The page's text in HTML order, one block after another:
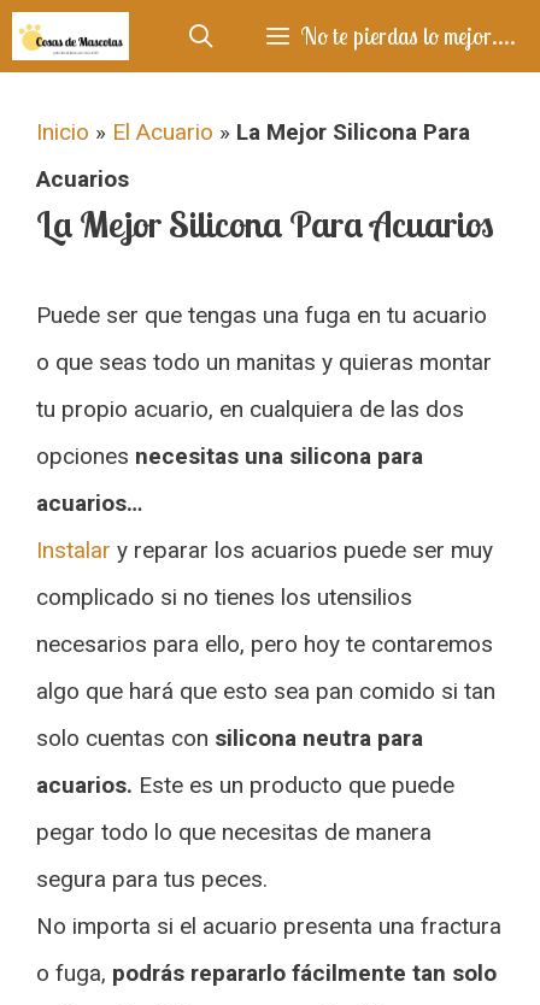
Saltar
al
No te pierdas lo mejor....
Inicio » El Acuario » La Mejor Silicona Para
Acuarios
La Mejor Silicona Para Acuarios
Puede ser que tengas una fuga en tu acuario
o que seas todo un manitas y quieras montar
tu propio acuario, en cualquiera de las dos
opciones necesitas una silicona para
acuarios…
Instalar y reparar los acuarios puede ser muy
complicado si no tienes los utensilios
necesarios para ello, pero hoy te contaremos
algo que hará que esto sea pan comido si tan
solo cuentas con silicona neutra para
acuarios. Este es un producto que puede
pegar todo lo que necesitas de manera
segura para tus peces.
No importa si el acuario presenta una fractura
o fuga, podrás repararlo fácilmente tan solo